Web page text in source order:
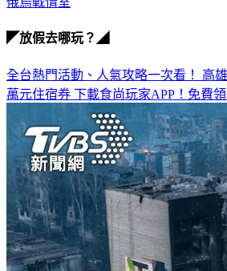
◤放假去哪玩？◢
全台熱門活動、人氣攻略一次看！ 高
萬元住宿券 下載食尚玩家APP！免費